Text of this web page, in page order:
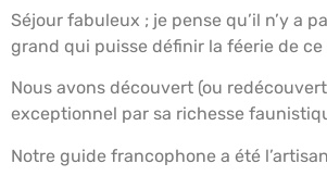
Séjour fabuleux ; je pense qu’il n’y a
grand qui puisse définir la féerie de ce
Nous avons découvert (ou
exceptionnel par sa richesse
Notre guide francophone a été